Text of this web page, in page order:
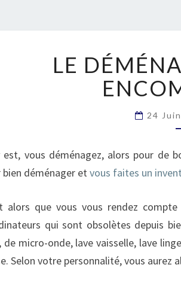
LE
24
est, vous déménagez, alors pour de
bien déménager etvous faites un
alors que vous vous rendez
qui sont obsolètes depuis
de micro-onde, lave vaisselle, lave
Selon votre personnalité, vous aurez